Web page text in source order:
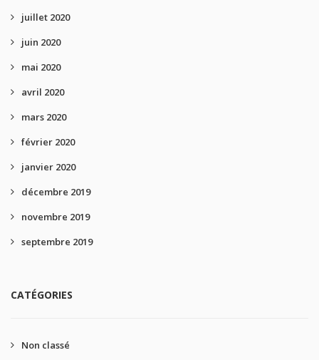
juillet 2020
juin 2020
mai 2020
avril 2020
mars 2020
février 2020
janvier 2020
décembre 2019
novembre 2019
septembre 2019
CATÉGORIES
Non classé